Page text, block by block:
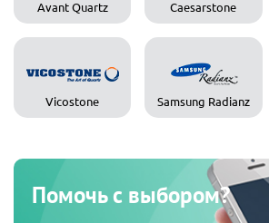
Avant Quartz Caesarstone
Vicostone Samsung Radianz
Помочь с выбором?